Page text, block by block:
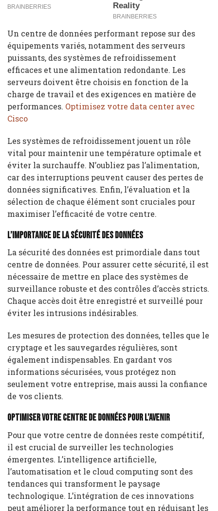
Un centre de données performant repose sur des
équipements variés, notamment des serveurs
puissants, des systèmes de refroidissement
efficaces et une alimentation redondante. Les
serveurs doivent être choisis en fonction de la
charge de travail et des exigences en matière de
performances. Optimisez votre data center avec
Cisco
Les systèmes de refroidissement jouent un rôle
vital pour maintenir une température optimale et
éviter la surchauffe. N’oubliez pas l’alimentation,
car des interruptions peuvent causer des pertes de
données significatives. Enfin, l’évaluation et la
sélection de chaque élément sont cruciales pour
maximiser l’efficacité de votre centre.
L’importance de la sécurité des données
La sécurité des données est primordiale dans tout
centre de données. Pour assurer cette sécurité, il est
nécessaire de mettre en place des systèmes de
surveillance robuste et des contrôles d’accès stricts.
Chaque accès doit être enregistré et surveillé pour
éviter les intrusions indésirables.
Les mesures de protection des données, telles que le
cryptage et les sauvegardes régulières, sont
également indispensables. En gardant vos
informations sécurisées, vous protégez non
seulement votre entreprise, mais aussi la confiance
de vos clients.
Optimiser votre centre de données pour l’avenir
Pour que votre centre de données reste compétitif,
il est crucial de surveiller les technologies
émergentes. L’intelligence artificielle,
l’automatisation et le cloud computing sont des
tendances qui transforment le paysage
technologique. L’intégration de ces innovations
peut améliorer la performance tout en réduisant les